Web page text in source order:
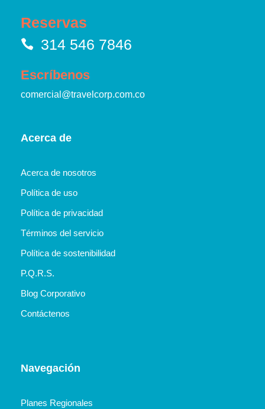
Reservas
314 546 7846
Escríbenos
comercial@travelcorp.com.co
Acerca de
Acerca de nosotros
Política de uso
Política de privacidad
Términos del servicio
Política de sostenibilidad
P.Q.R.S.
Blog Corporativo
Contáctenos
Navegación
Planes Regionales